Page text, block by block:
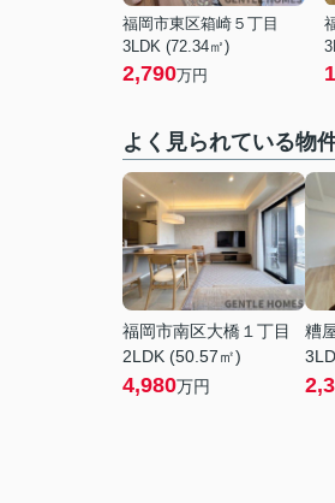
福岡市東区箱崎５丁目
3LDK (72.34㎡)
2,790万円
よく見られている物
福岡市南区大橋１丁目
2LDK (50.57㎡)
4,980万円
糟